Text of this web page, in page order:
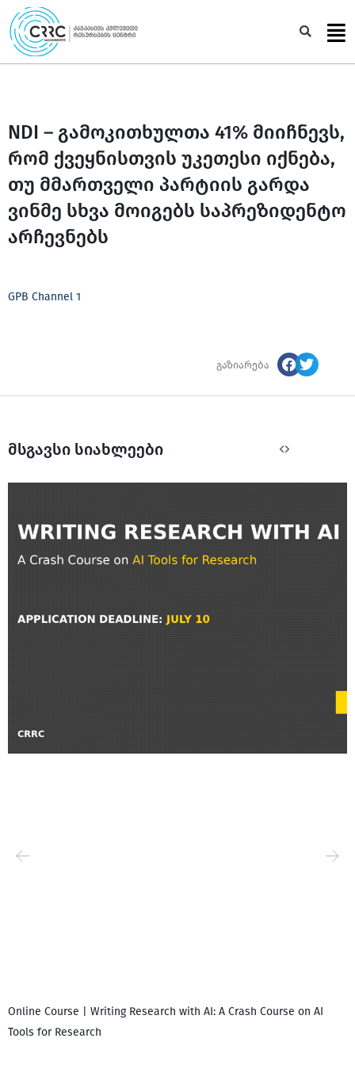
Skip
to
content
NDI – გამოკითხულთა 41% მიიჩნევს,
რომ ქვეყნისთვის უკეთესი იქნება,
თუ მმართველი პარტიის გარდა
ვინმე სხვა მოიგებს საპრეზიდენტო
არჩევნებს
GPB Channel 1
გაზიარება
მსგავსი სიახლეები
Online Course | Writing Research with AI: A Crash Course on AI
Tools for Research